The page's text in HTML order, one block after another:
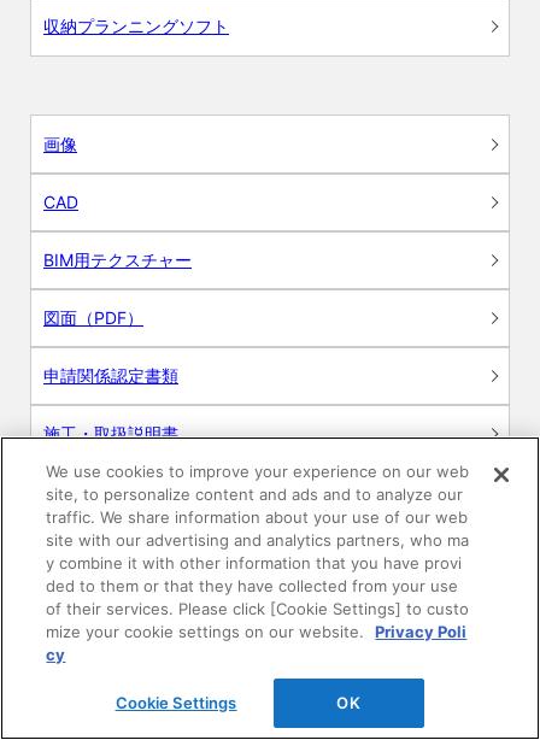
収納プランニングソフト
画像
CAD
BIM用テクスチャー
図面（PDF）
申請関係認定書類
施工・取扱説明書
動画
シミュレーションツール
24時間換気システム〈エアスマート〉
簡易設計見積ソフト
R&Dセンター環境測定・分析サービス
We use cookies to improve your experience on our web
site, to personalize content and ads and to analyze our
traffic. We share information about your use of our web
site with our advertising and analytics partners, who ma
y combine it with other information that you have provi
ded to them or that they have collected from your use
of their services. Please click [Cookie Settings] to custo
mize your cookie settings on our website.
Privacy Poli
cy
Cookie Settings OK